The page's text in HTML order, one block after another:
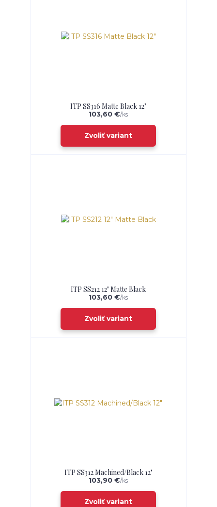
ITP SS316 Matte Black 12"
103,60 €/ks
Zvoliť variant
ITP SS212 12" Matte Black
103,60 €/ks
Zvoliť variant
ITP SS312 Machined/Black 12"
103,90 €/ks
Zvoliť variant